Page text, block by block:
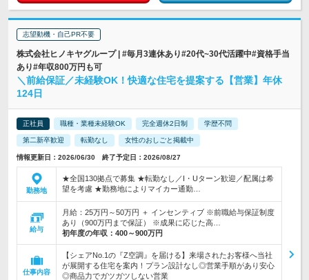
志望動機・自己PR不要
株式会社ヒノキヤグループ | #毎月3連休あり#20代~30代活躍中#資格手当
あり#年収800万円も可
＼前給保証／未経験OK！快適な住宅を提案する【営業】年休
124日
正社員 職種・業種未経験OK 完全週休2日制 学歴不問
第二新卒歓迎 転勤なし 女性のおしごと掲載中
情報更新日：2026/06/30 終了予定日：2026/08/27
勤務地
★全国130拠点で募集 ★転勤なし／I・Uターン歓迎／配属は希
望を考慮 ★勤務地によりマイカー通勤…
給与
月給：25万円～50万円 ＋ インセンティブ ※前職給与保証制度
あり（900万円まで保証） ※成果に応じた高…
初年度の年収： 400～900万円
仕事内容
【シェアNo.1の『Z空調』を届ける】来場されたお客様へ当社
が展開する住宅を案内！プラン設計なし◎営業手順があり安心
◎商品力でガツガツしない営業